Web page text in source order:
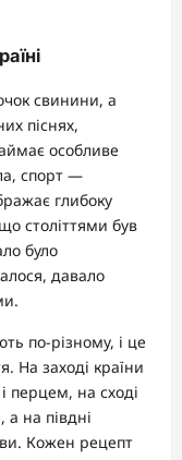
свинини, а
піснях,
особливе
спорт —
глибоку
століттями був
було
давало
по-різному, і це
На заході країни
перцем, на сході
на півдні
Кожен рецепт